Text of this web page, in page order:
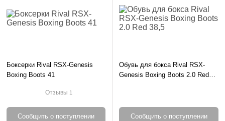
Боксерки Rival RSX-Genesis
Boxing Boots 41
Отзывы 1
Сообщить о поступлении
Обувь для бокса Rival RSX-
Genesis Boxing Boots 2.0 Red
Сообщить о поступлении